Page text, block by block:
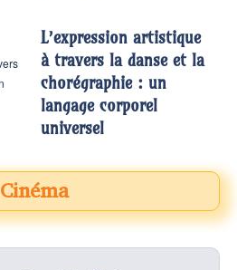
L’expression artistique
à travers la danse et la
chorégraphie : un
langage corporel
universel
Cinéma